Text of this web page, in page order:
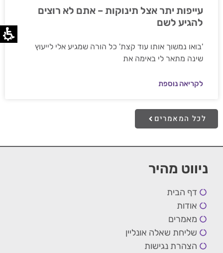
עייפות יתר אצל תינוקות – אתם לא רוצים
להגיע לשם
'בואו נמשוך אותו עוד קצת' כל הורה שמגיע אלי לייעוץ
שינה מתאר לי באימה את
לקריאה נוספת
לכל המאמרים
ניווט מהיר
דף הבית
אודות
מאמרים
שליחת שאלה אונליין
הצהרת נגישות